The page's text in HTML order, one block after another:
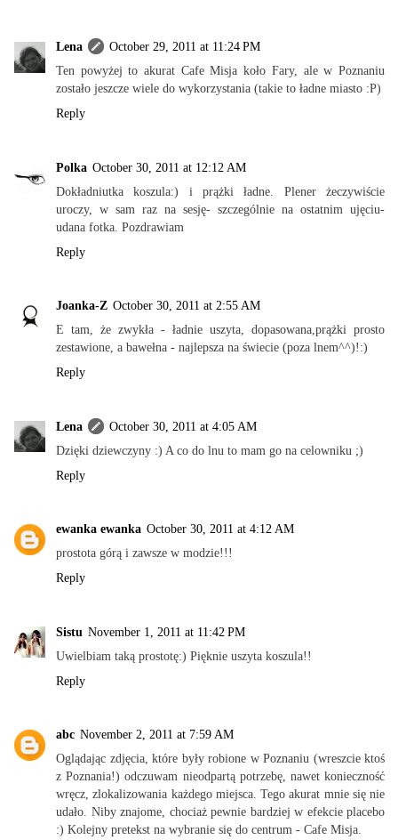
Lena
October 29, 2011 at 11:24 PM
Ten powyżej to akurat Cafe Misja koło Fary, ale w Poznaniu
zostało jeszcze wiele do wykorzystania (takie to ładne miasto :P)
Reply
Polka October 30, 2011 at 12:12 AM
Dokładniutka koszula:) i prążki ładne. Plener żeczywiście
uroczy, w sam raz na sesję- szczególnie na ostatnim ujęciu-
udana fotka. Pozdrawiam
Reply
Joanka-Z October 30, 2011 at 2:55 AM
E tam, że zwykła - ładnie uszyta, dopasowana,prążki prosto
zestawione, a bawełna - najlepsza na świecie (poza lnem^^)!:)
Reply
Lena
October 30, 2011 at 4:05 AM
Dzięki dziewczyny :) A co do lnu to mam go na celowniku ;)
Reply
ewanka ewanka October 30, 2011 at 4:12 AM
prostota górą i zawsze w modzie!!!
Reply
Sistu November 1, 2011 at 11:42 PM
Uwielbiam taką prostotę:) Pięknie uszyta koszula!!
Reply
abc November 2, 2011 at 7:59 AM
Oglądając zdjęcia, które były robione w Poznaniu (wreszcie ktoś
z Poznania!) odczuwam nieodpartą potrzebę, nawet konieczność
wręcz, zlokalizowania każdego miejsca. Tego akurat mnie się nie
udało. Niby znajome, chociaż pewnie bardziej w efekcie placebo
:) Kolejny pretekst na wybranie się do centrum - Cafe Misja.